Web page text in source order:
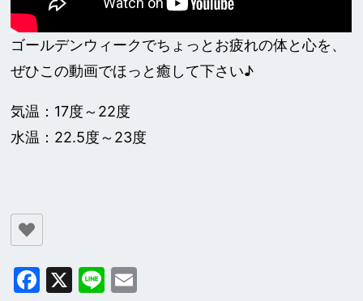
ゴールデンウィークでちょっとお疲れの体と心を、
ぜひこの動画でほっと癒して下さい♪
気温：17度～22度
水温：22.5度～23度
Facebook
X Line